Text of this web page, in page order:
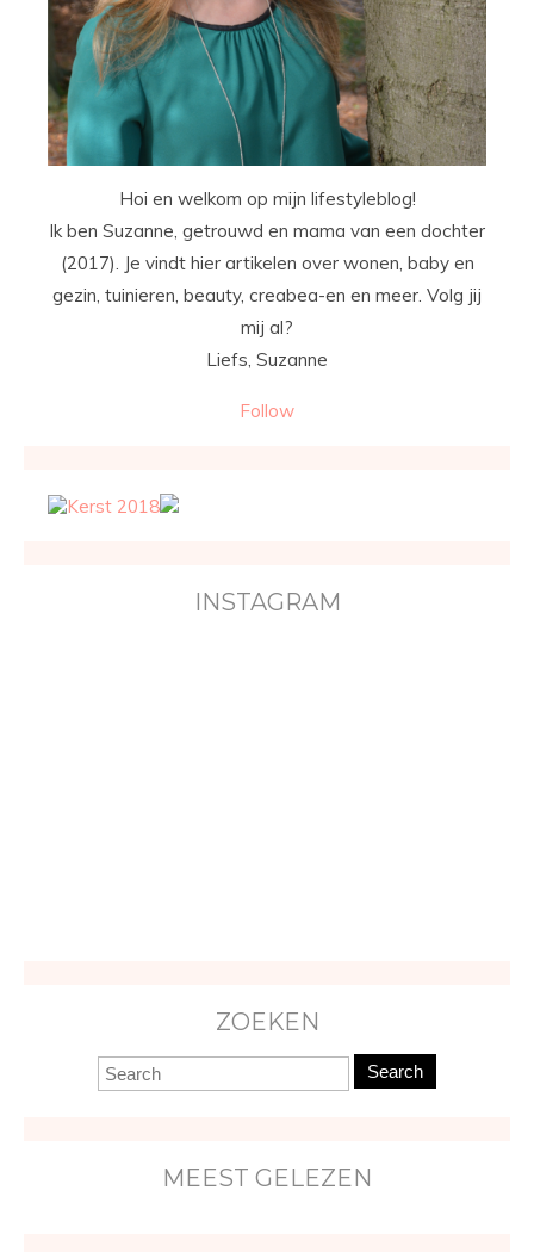
Hoi en welkom op mijn lifestyleblog!
Ik ben Suzanne, getrouwd en mama van een dochter
(2017). Je vindt hier artikelen over wonen, baby en
gezin, tuinieren, beauty, creabea-en en meer. Volg jij
mij al?
Liefs, Suzanne
Follow
INSTAGRAM
ZOEKEN
Search
MEEST GELEZEN